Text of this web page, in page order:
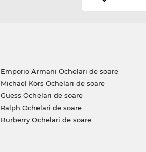
Emporio Armani Ochelari de soare
Michael Kors Ochelari de soare
Guess Ochelari de soare
Ralph Ochelari de soare
Burberry Ochelari de soare